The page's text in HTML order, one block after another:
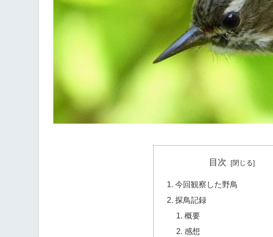
目次
今回観察した野鳥
探鳥記録
概要
感想